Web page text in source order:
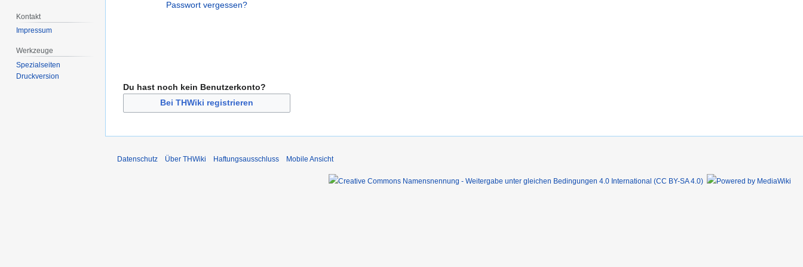
Passwort vergessen?
Du hast noch kein Benutzerkonto?
Bei THWiki registrieren
Kontakt
Impressum
Werkzeuge
Spezialseiten
Druckversion
Datenschutz Über THWiki Haftungsausschluss Mobile Ansicht